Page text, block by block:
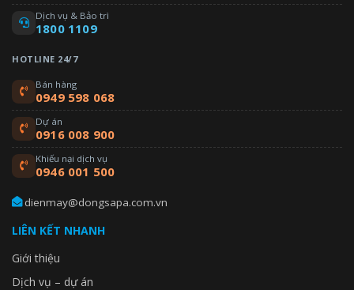
Dịch vụ & Bảo trì
1800 1109
HOTLINE 24/7
Bán hàng
0949 598 068
Dự án
0916 008 900
Khiếu nại dịch vụ
0946 001 500
dienmay@dongsapa.com.vn
LIÊN KẾT NHANH
Giới thiệu
Dịch vụ – dự án